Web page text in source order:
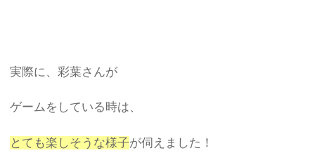
実際に、彩葉さんが
ゲームをしている時は、
とても楽しそうな様子が伺えました！